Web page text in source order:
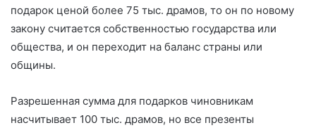
подарок ценой более 75 тыс. драмов, то он по новому
закону считается собственностью государства или
общества, и он переходит на баланс страны или
общины.
Разрешенная сумма для подарков чиновникам
насчитывает 100 тыс. драмов, но все презенты